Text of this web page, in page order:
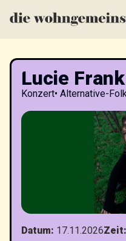
Lucie Frank
Konzert• Alternative-
Datum: 17.11.2026Zeit: